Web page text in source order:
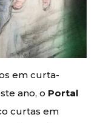
em curta-
ano, o Portal
curtas em